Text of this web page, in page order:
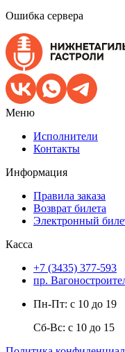
Ошибка сервера
Меню
Исполнители
Контакты
Информация
Правила заказа
Возврат билета
Электронный
Касса
+7 (3435) 377-593
пр.
Пн-Пт: с 10 до 19
Сб-Вс: с 10 до 15